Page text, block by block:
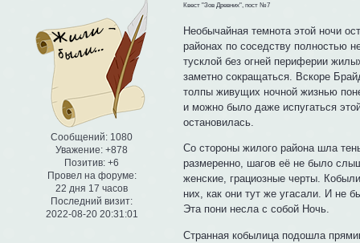
Сообщений: 1080
Уважение: +878
Позитив: +6
Провел на форуме:
22 дня 17 часов
Последний визит:
2022-08-20 20:31:01
Квест "Зов Древних", пост №7
Необычайная темнота этой ночи
районах по соседству полностью
тусклой без огней периферии
заметно сокращаться. Вскоре
толпы живущих ночной жизнью
и можно было даже испугаться
остановилась.
Со стороны жилого района шла
размеренно, шагов её не было
женские, грациозные черты.
них, как они тут же угасали. И не
Эта пони несла с собой Ночь.
Странная кобылица подошла